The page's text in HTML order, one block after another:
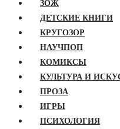
ЗОЖ
ДЕТСКИЕ КНИГИ
КРУГОЗОР
НАУЧПОП
КОМИКСЫ
КУЛЬТУРА И
ПРОЗА
ИГРЫ
ПСИХОЛОГИЯ